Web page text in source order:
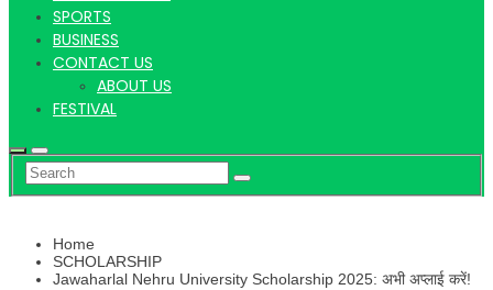
News
SPORTS
BUSINESS
CONTACT US
ABOUT US
FESTIVAL
Home
SCHOLARSHIP
Jawaharlal Nehru University Scholarship 2025: अभी अप्लाई करें!